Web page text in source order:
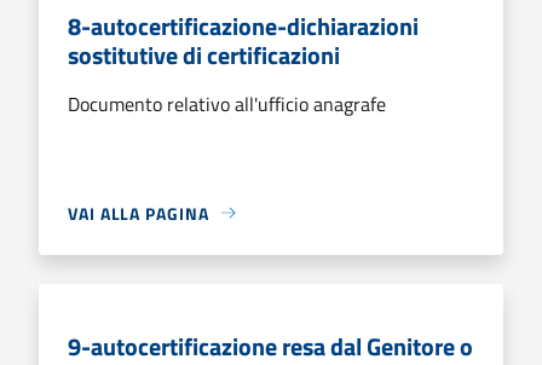
8-autocertificazione-dichiarazioni
sostitutive di certificazioni
Documento relativo all'ufficio anagrafe
VAI ALLA PAGINA
9-autocertificazione resa dal Genitore o